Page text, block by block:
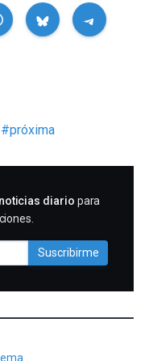
#próxima
diario para
Suscribirme